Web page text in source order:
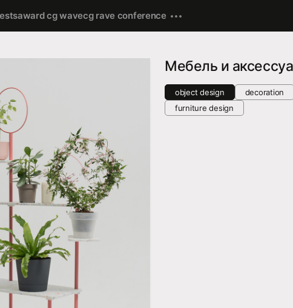
award cg wavecg rave conference
Мебель и
object design
decoration
furniture design